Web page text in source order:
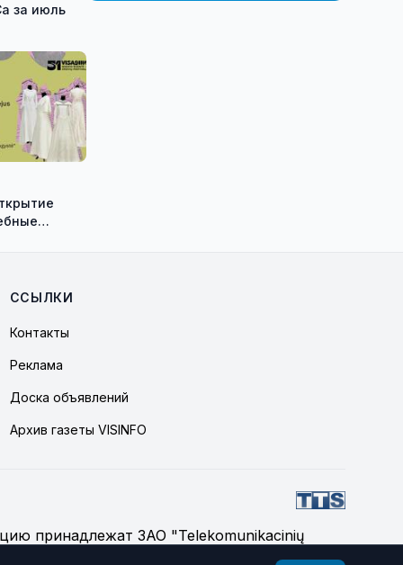
за июль
ССЫЛКИ
Контакты
Реклама
Доска объявлений
Архив газеты VISINFO
принадлежат ЗАО "Telekomunikacinių